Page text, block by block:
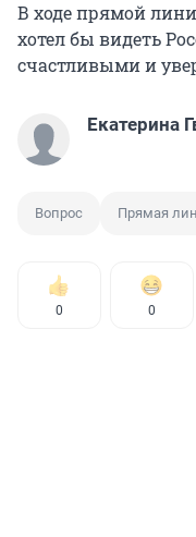
В ходе прямой
хотел бы видеть
счастливыми и
Екатерина
Вопрос Прямая
0 0